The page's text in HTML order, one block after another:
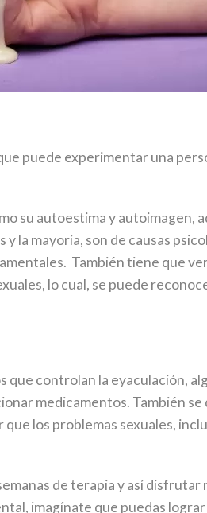
puede experimentar una
su autoestima y autoimagen,
la mayoría, son de causas
También tiene que
lo cual, se puede
que controlan la eyaculación,
medicamentos. También
los problemas sexuales,
de terapia y así disfrutar
imagínate que puedas